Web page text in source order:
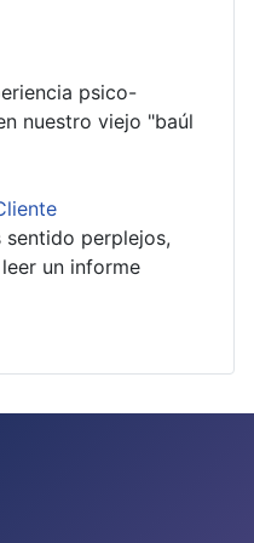
psico-
nuestro viejo "baúl
sentido perplejos,
un informe